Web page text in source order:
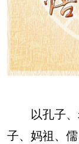
以孔子、
子、妈祖、